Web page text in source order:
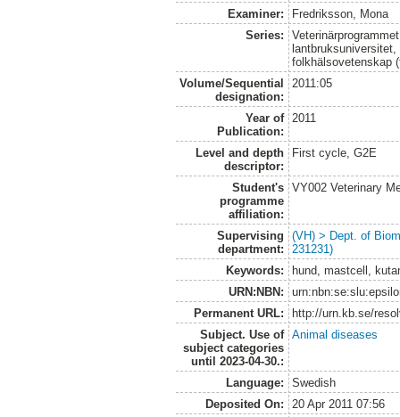
Examiner:
Fredriksson, Mona
Series:
folkhälsovetenskap
Volume/Sequential
designation:
2011:05
Year of
Publication:
2011
Level and depth
descriptor:
First cycle, G2E
Student's
programme
affiliation:
VY002 Veterinary
Supervising
department:
(VH) > Dept. of
231231)
Keywords:
hund, mastcell,
URN:NBN:
Permanent URL:
http://urn.kb.se/
Subject. Use of
subject categories
until 2023-04-30.:
Animal diseases
Language:
Swedish
Deposited On:
20 Apr 2011 07:56